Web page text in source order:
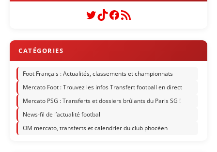
Twitter
TikTok
Facebook
Flux RSS
Foot Français : Actualités, classements et championnats
Mercato Foot : Trouvez les infos Transfert football en direct
Mercato PSG : Transferts et dossiers brûlants du Paris SG !
News-fil de l’actualité football
OM mercato, transferts et calendrier du club phocéen